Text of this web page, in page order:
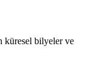
küresel bilyeler ve